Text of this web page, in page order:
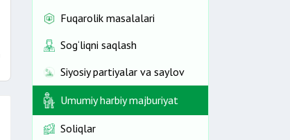
Fuqarolik masalalari
Sog‘liqni saqlash
Siyosiy partiyalar va saylov
Umumiy harbiy majburiyat
Soliqlar